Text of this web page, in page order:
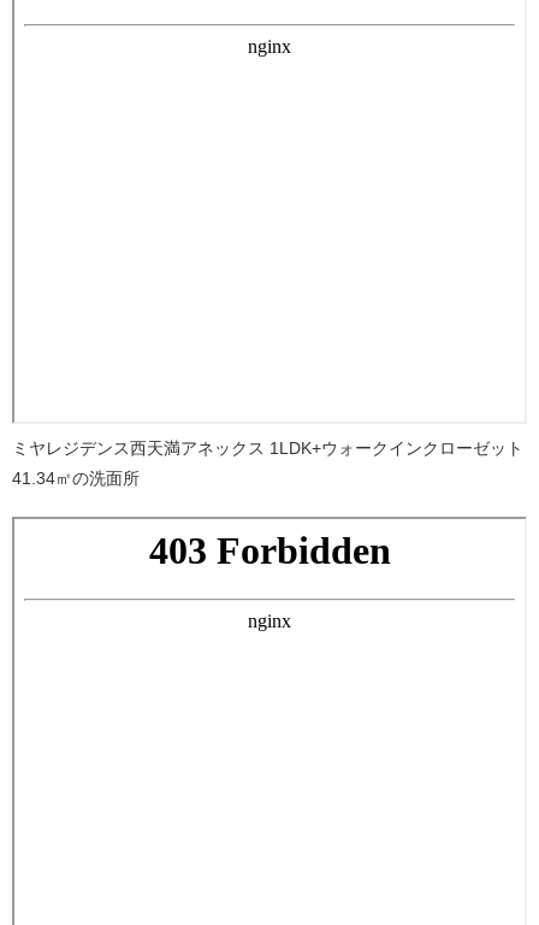
ミヤレジデンス西天満アネックス 1LDK+ウォークインクローゼット
41.34㎡の洗面所